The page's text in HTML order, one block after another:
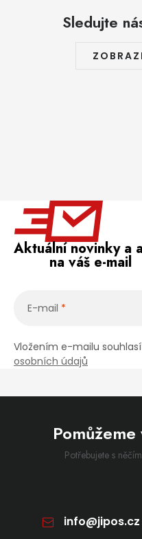
Sledujte
Aktuální novinky a
na váš e-mail
E-mail
Vložením e-mailu
osobních údajů
Potřebujete s
info@jipos.cz